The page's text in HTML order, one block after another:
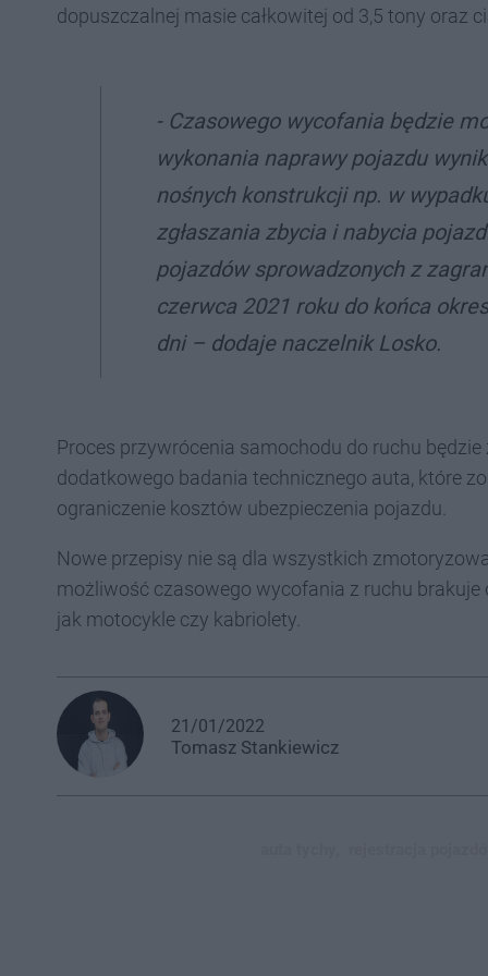
dopuszczalnej masie całkowitej od 3,5 tony oraz
- Czasowego wycofania będzie
wykonania naprawy pojazdu
nośnych konstrukcji np. w
zgłaszania zbycia i nabycia
pojazdów sprowadzonych z
czerwca 2021 roku do końca
dni – dodaje naczelnik Losko.
Proces przywrócenia samochodu do ruchu
dodatkowego badania technicznego auta, które
ograniczenie kosztów ubezpieczenia pojazdu.
Nowe przepisy nie są dla wszystkich
możliwość czasowego wycofania z ruchu
jak motocykle czy kabriolety.
21/01/2022
Tomasz Stankiewicz